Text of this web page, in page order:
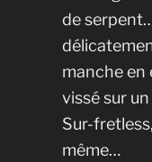
de
manche en
vissé sur
Sur-
même…